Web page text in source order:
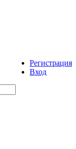
Регистрация
Вход